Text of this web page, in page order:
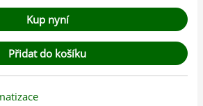
Kup nyní
Přidat do košíku